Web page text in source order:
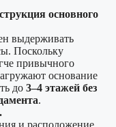
основного
выдерживать
Поскольку
привычного
основание
до 3–4 этажей без
.